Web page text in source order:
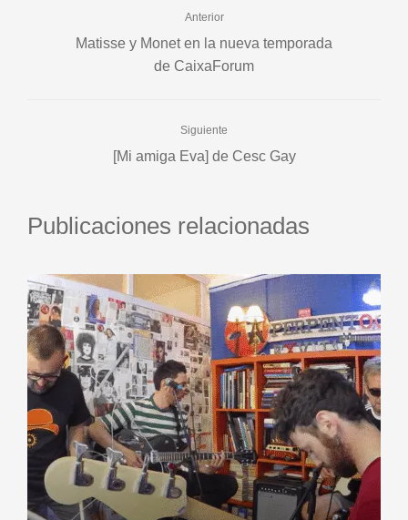
Anterior
Matisse y Monet en la nueva temporada
de CaixaForum
Siguiente
[Mi amiga Eva] de Cesc Gay
Publicaciones relacionadas